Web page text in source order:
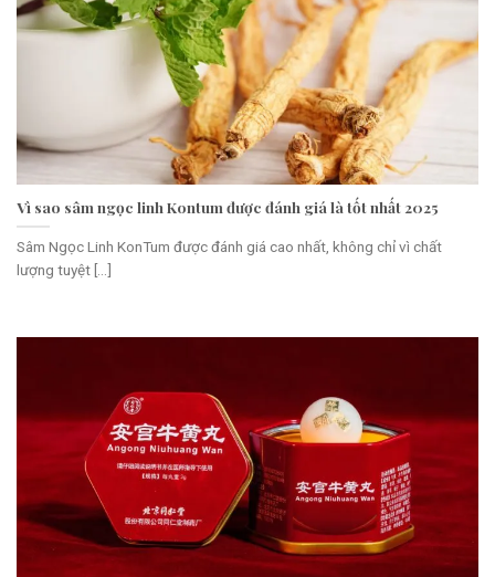
Vì sao sâm ngọc linh Kontum được đánh giá là tốt nhất 2025
Sâm Ngọc Linh KonTum được đánh giá cao nhất, không chỉ vì chất
lượng tuyệt [...]